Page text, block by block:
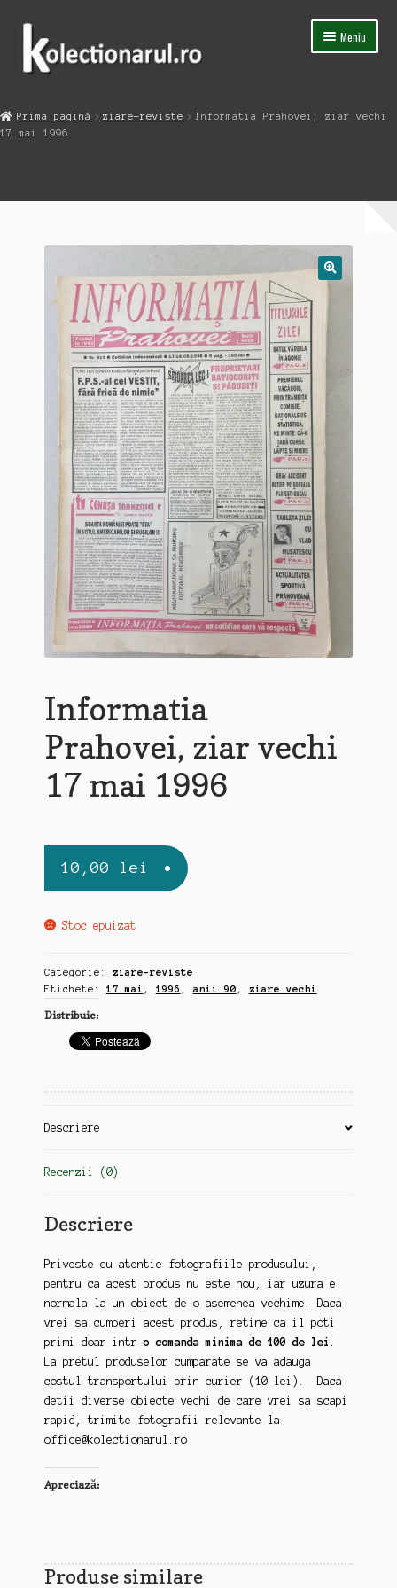
Sari
navigare
Sari
conținut
Meniu
Magazin
Prima pagină ziare-reviste
Informatia Prahovei, ziar vechi
17 mai 1996
Informatia
Prahovei, ziar vechi
17 mai 1996
10,00 lei
Stoc epuizat
Categorie: ziare-reviste
Etichete: 17 mai , 1996 ,anii 90 , ziare vechi
Distribuie:
Descriere
Recenzii (0)
Descriere
Priveste cu atentie fotografiile produsului,
pentru ca acest produs nu este nou, iar uzura e
normala la un obiect de o asemenea vechime. Daca
vrei sa cumperi acest produs, retine ca il poti
primi doar intr-o comanda minima de 100 de lei
La pretul produselor cumparate se va adauga
costul transportului prin curier (10 lei). Daca
detii diverse obiecte vechi de care vrei sa scapi
rapid, trimite fotografii relevante la
office@kolectionarul.ro
Apreciază:
Produse similare